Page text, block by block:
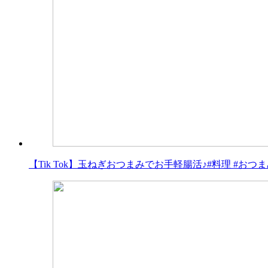
【Tik Tok】玉ねぎおつまみでお手軽腸活♪#料理 #おつ